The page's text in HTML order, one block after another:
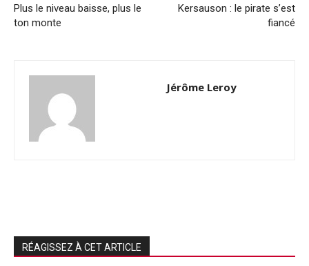
Plus le niveau baisse, plus le
ton monte
Kersauson : le pirate s’est
fiancé
Jérôme Leroy
RÉAGISSEZ À CET ARTICLE